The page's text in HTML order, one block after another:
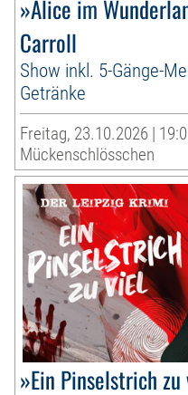
»Alice im
Carroll
Show inkl. 5-Gänge-
Getränke
Freitag, 23.10.2026 |
Mückenschlösschen
»Ein Pinselstrich